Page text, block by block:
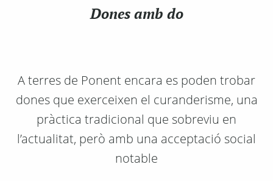
Dones amb do
A terres de Ponent encara es poden trobar
dones que exerceixen el curanderisme, una
pràctica tradicional que sobreviu en
l’actualitat, però amb una acceptació social
notable